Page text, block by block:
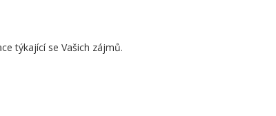
týkající se Vašich zájmů.